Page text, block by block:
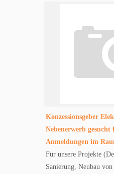
Konzessionsgeber
Nebenerwerb gesucht
Anmeldungen im
Für unsere Projekte
Sanierung, Neubau